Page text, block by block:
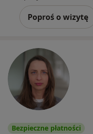
Poproś o wizytę
Bezpieczne płatności